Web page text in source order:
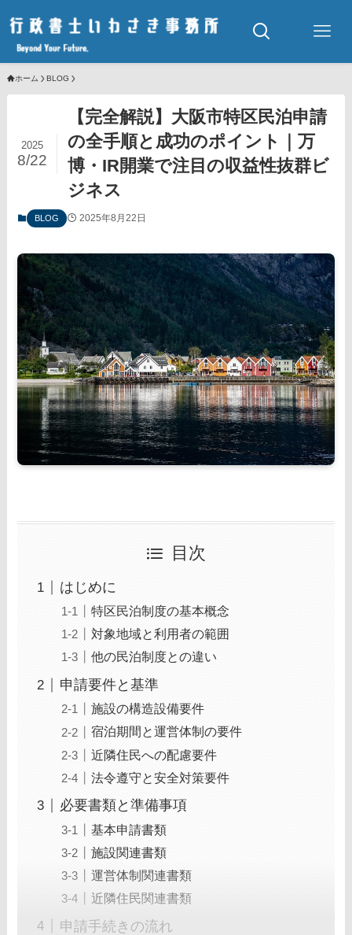
ホーム BLOG
【完全解説】大阪市特区民泊申請
の全手順と成功のポイント｜万
博・IR開業で注目の収益性抜群ビ
ジネス
2025
8/22
BLOG 2025年8月22日
目次
はじめに
特区民泊制度の基本概念
対象地域と利用者の範囲
他の民泊制度との違い
申請要件と基準
施設の構造設備要件
宿泊期間と運営体制の要件
近隣住民への配慮要件
法令遵守と安全対策要件
必要書類と準備事項
基本申請書類
施設関連書類
運営体制関連書類
近隣住民関連書類
申請手続きの流れ